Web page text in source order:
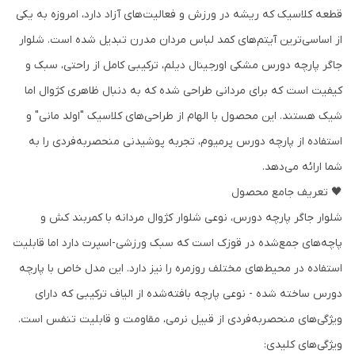
قطعه کلاسیک که ریشه در ورزش و فعالیت‌های آزاد دارد، امروزه به یکی
از اساسی‌ترین آیتم‌های کمد لباس مردان مدرن تبدیل شده است. شلوار
جاگر پارچه دورس مشکی اورجینال دیلم، ترکیبی کامل از راحتی، سبک و
کیفیت است که برای مردانی طراحی شده که به دنبال ظاهری کژوال اما
شیک هستند. این محصول با الهام از طراحی‌های کلاسیک "اولد مانی" و
استفاده از پارچه دورس پرمیوم، تجربه پوشیدنی منحصربه‌فردی را به
شما ارائه می‌دهد.
🖤 تعریف جامع محصول
شلوار جاگر پارچه دورس، نوعی شلوار کژوال مردانه با کمربند کش و
پاچه‌های جمع‌شده در قوزک است که سبک ورزشی-اسپرت دارد اما قابلیت
استفاده در محیط‌های مختلف روزمره را نیز دارد. این مدل خاص با پارچه
دورس ساخته شده - نوعی پارچه بافته‌شده از الیاف ترکیبی که دارای
ویژگی‌های منحصربه‌فردی از قبیل نرمی، مقاومت و قابلیت تنفس است.
ویژگی‌های کلیدی: